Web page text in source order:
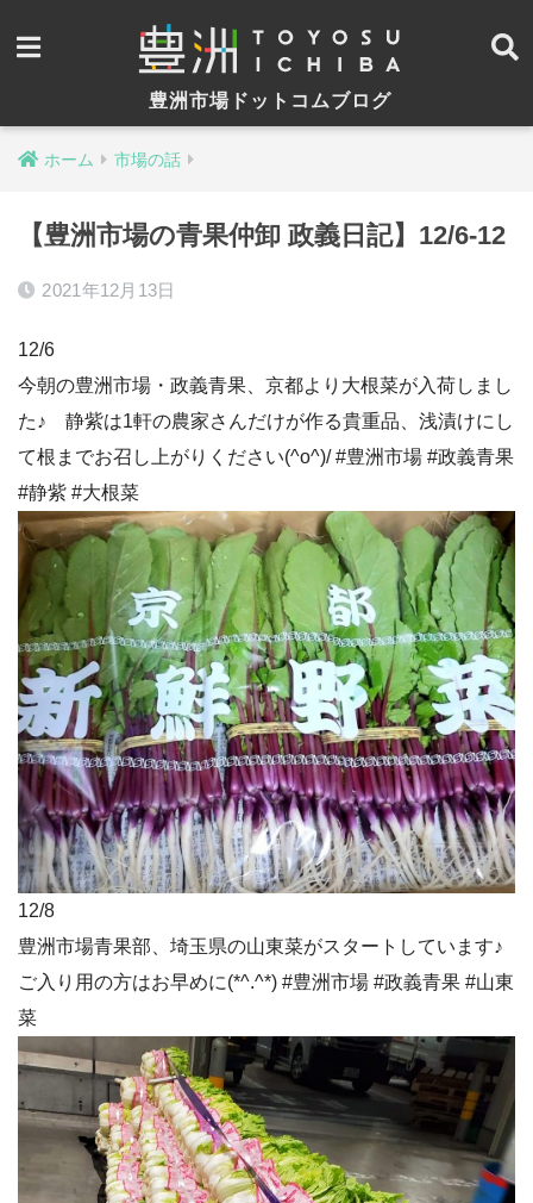
豊洲市場ドットコムブログ
ホーム 市場の話
【豊洲市場の青果仲卸 政義日記】12/6-12
2021年12月13日
12/6
今朝の豊洲市場・政義青果、京都より大根菜が入荷しまし
た♪ 静紫は1軒の農家さんだけが作る貴重品、浅漬けにし
て根までお召し上がりください(^o^)/ #豊洲市場 #政義青果
#静紫 #大根菜
12/8
豊洲市場青果部、埼玉県の山東菜がスタートしています♪
ご入り用の方はお早めに(*^.^*) #豊洲市場 #政義青果 #山東
菜